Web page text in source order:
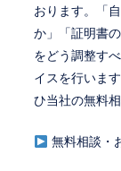
おります。「
か」「証明書
をどう調整す
イスを行いま
ひ当社の無料
無料相談・